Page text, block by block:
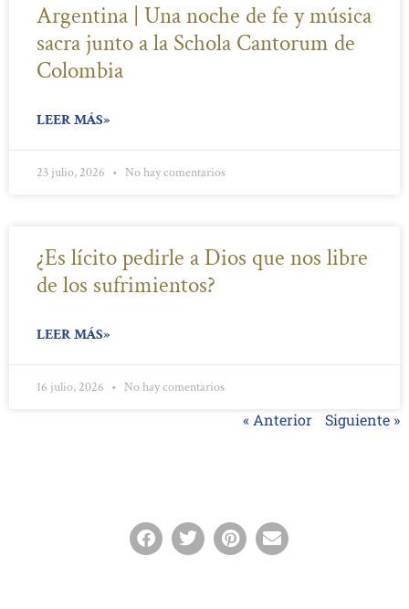
Argentina | Una noche de fe y música
sacra junto a la Schola Cantorum de
Colombia
LEER MÁS»
23 julio, 2026 No hay comentarios
¿Es lícito pedirle a Dios que nos libre
de los sufrimientos?
LEER MÁS»
16 julio, 2026 No hay comentarios
« Anterior Siguiente »